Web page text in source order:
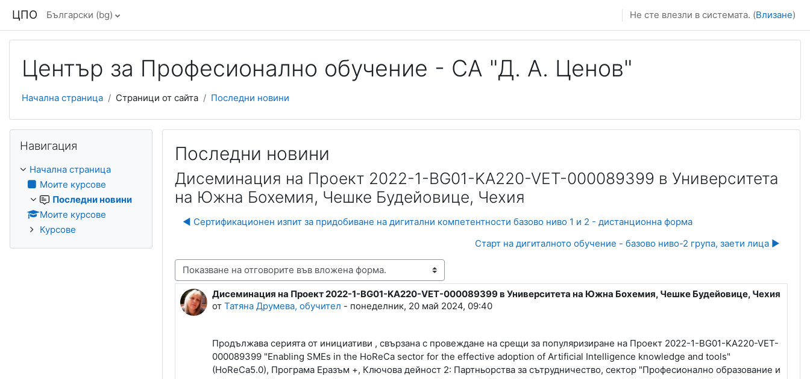
ЦПО Български ‎(bg)‎ Не сте влезли в системата. (Влизане)
Център за Професионално обучение - СА "Д. А. Ценов"
Начална страница Страници от сайта Последни новини
Последни новини
Дисеминация на Проект 2022-1-BG01-KA220-VET-000089399 в Университета
на Южна Бохемия, Чешке Будейовице, Чехия
◀︎ Сертификационен изпит за придобиване на дигитални компетентности базово ниво 1 и 2 - дистанционна форма
Старт на дигиталното обучение - базово ниво-2 група, заети лица ▶︎
Начин на показване
Дисеминация на Проект 2022-1-BG01-KA220-VET-000089399 в Университета на Южна Бохемия, Чешке Будейовице, Чехия
от Татяна Друмева, обучител - понеделник, 20 май 2024, 09:40
Number of replies: 0
Продължава серията от инициативи , свързана с провеждане на срещи за популяризиране на Проект 2022-1-BG01-KA220-VET-
000089399 "Enabling SMEs in the HoReCa sector for the effective adoption of Artificial Intelligence knowledge and tools"
(HoReCa5.0), Програма Еразъм +, Ключова дейност 2: Партньорства за сътрудничество, сектор "Професионално образование и
Навигация
Начална страница
Моите курсове
Последни новини
Моите курсове
Курсове